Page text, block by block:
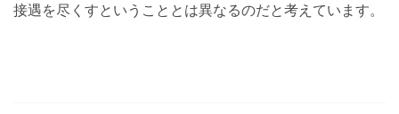
接遇を尽くすということとは異なるのだと考えています。